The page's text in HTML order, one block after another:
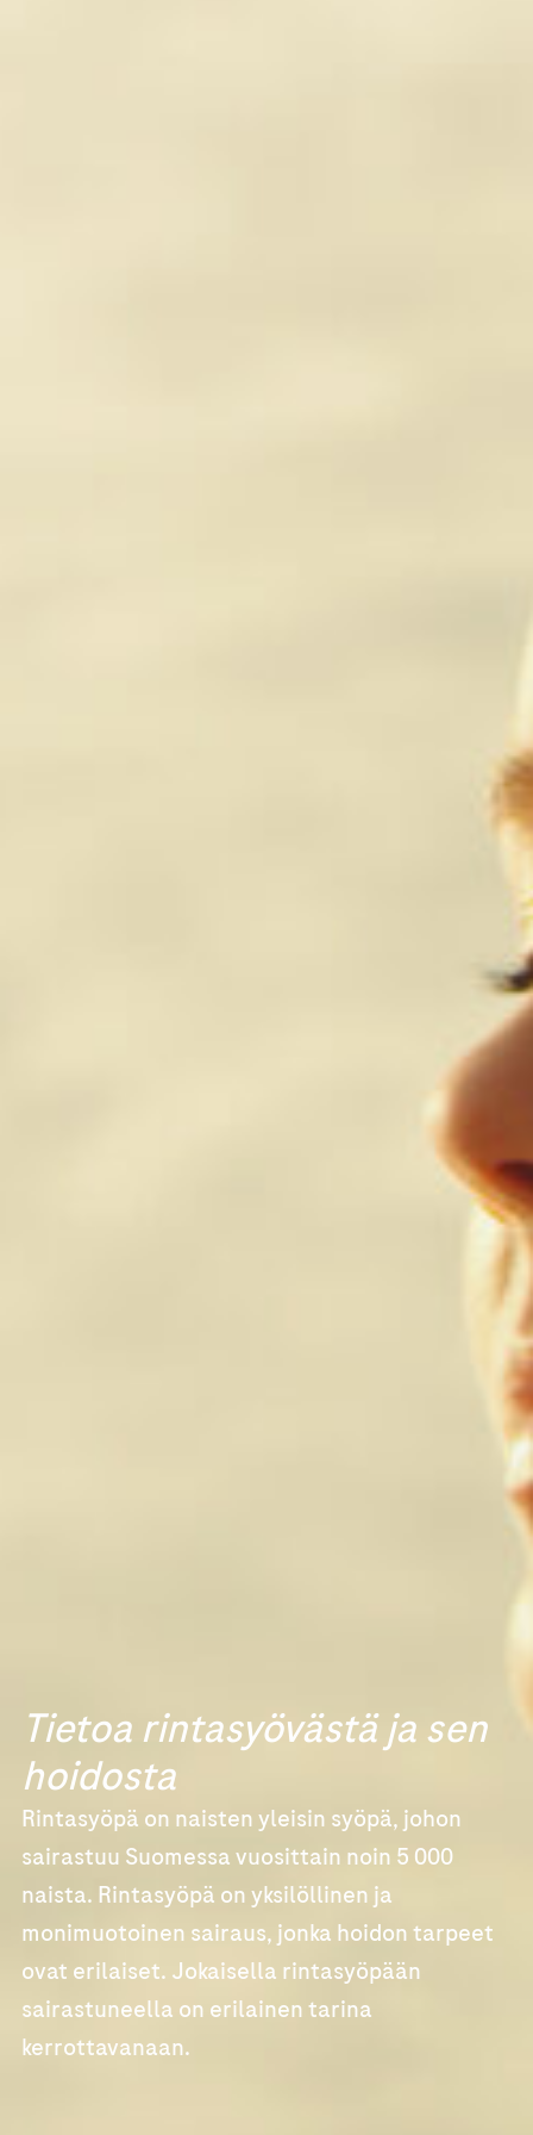
Tietoa rintasyövästä ja sen
hoidosta
Rintasyöpä on naisten yleisin syöpä, johon
sairastuu Suomessa vuosittain noin 5 000
naista. Rintasyöpä on yksilöllinen ja
monimuotoinen sairaus, jonka hoidon tarpeet
ovat erilaiset. Jokaisella rintasyöpään
sairastuneella on erilainen tarina
kerrottavanaan.